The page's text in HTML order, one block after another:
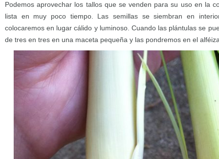
Podemos aprovechar los tallos que se venden para su uso en la
lista en muy poco tiempo. Las semillas se siembran en
colocaremos en lugar cálido y luminoso. Cuando las plántulas se
de tres en tres en una maceta pequeña y las pondremos en el